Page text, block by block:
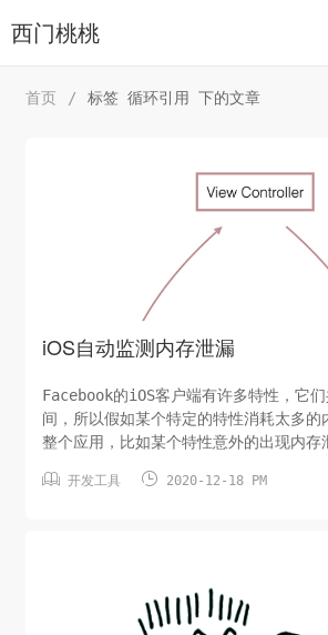
西门桃桃
首页 / 标签 循环引用 下的文章
iOS自动监测内存泄漏
Facebook的iOS客户端有许多特性，它
间，所以假如某个特定的特性消耗太多的
整个应用，比如某个特性意外的出现内存
 开发工具  2020-12-18 PM